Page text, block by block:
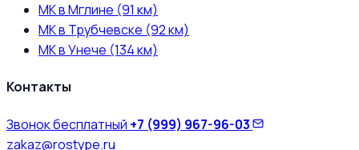
МК в Мглине (91 км)
МК в Трубчевске (92 км)
МК в Унече (134 км)
Контакты
Звонок бесплатный +7 (999) 967-96-03
zakaz@rostype.ru